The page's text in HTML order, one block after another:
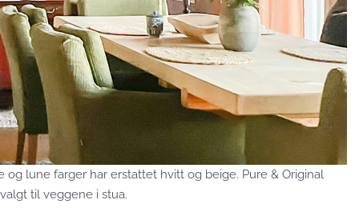
og lune farger har erstattet hvitt og beige. Pure & Original
til veggene i stua.